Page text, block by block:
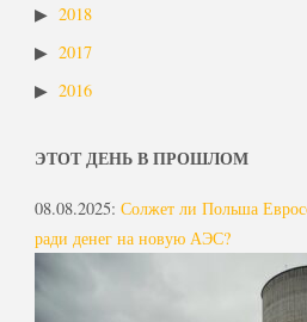
2018
2017
2016
ЭТОТ ДЕНЬ В ПРОШЛОМ
08.08.2025: Солжет ли Польша
ради денег на новую АЭС?